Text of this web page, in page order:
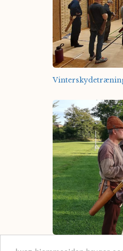
Iwaz skytter i